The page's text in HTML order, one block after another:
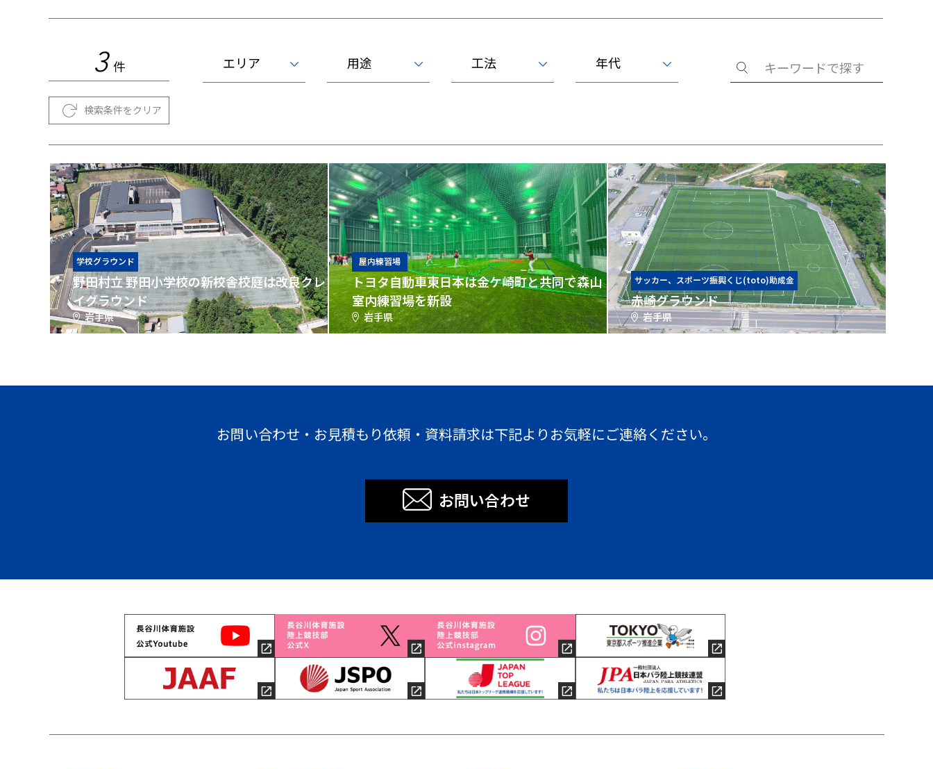
3 件
検索条件をクリア
エリア 用途 工法 年代
学校グラウンド
野田村立 野田小学校の新校舎校庭は改良クレ
イグラウンド
岩手県
屋内練習場
トヨタ自動車東日本は金ケ崎町と共同で森山
室内練習場を新設
岩手県
サッカー、スポーツ振興くじ(toto)助成金
赤崎グラウンド
岩手県
お問い合わせ・お見積もり依頼・資料請求は下記よりお気軽にご連絡ください。
お問い合わせ